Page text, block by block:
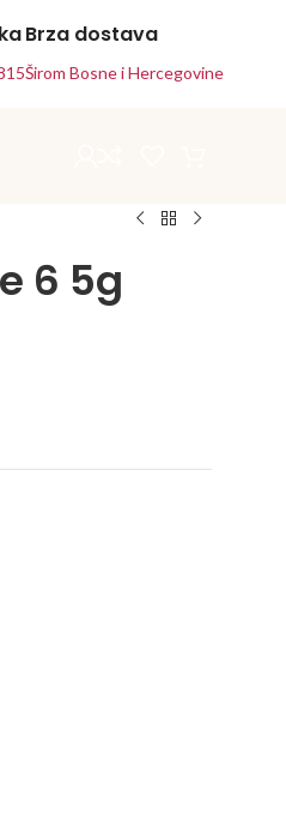
Brza dostava
Širom Bosne i Hercegovine
6 5g